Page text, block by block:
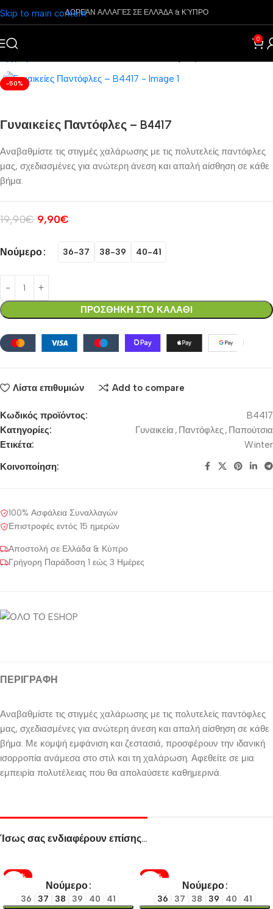
Skip to main contentΔΩΡΕΆΝ ΑΛΛΑΓΈΣ ΣΕ ΕΛΛΆΔΑ & ΚΎΠΡΟ
0
-50%
Γυναικείες Παντόφλες – B4417
Αναβαθμίστε τις στιγμές χαλάρωσης με τις πολυτελείς παντόφλες
μας, σχεδιασμένες για ανώτερη άνεση και απαλή αίσθηση σε κάθε
βήμα.
19,90€ 9,90€
Νούμερο 36-37 38-39 40-41
ΠΡΟΣΘΗΚΗ ΣΤΟ ΚΑΛΑΘΙ
Λίστα επιθυμιών Add to compare
Κωδικός προϊόντος:
B4417
Κατηγορίες:
Γυναικεία , Παντόφλες, Παπούτσια
Ετικέτα:
Winter
Κοινοποίηση:
100% Ασφάλεια Συναλλαγών
Επιστροφές εντός 15 ημερών
Αποστολή σε Ελλάδα & Κύπρο
Γρήγορη Παράδοση 1 εώς 3 Ημέρες
ΠΕΡΙΓΡΑΦΉ
Αναβαθμίστε τις στιγμές χαλάρωσης με τις πολυτελείς παντόφλες
μας, σχεδιασμένες για ανώτερη άνεση και απαλή αίσθηση σε κάθε
βήμα. Με κομψή εμφάνιση και ζεστασιά, προσφέρουν την ιδανική
ισορροπία ανάμεσα στο στιλ και τη χαλάρωση. Αφεθείτε σε μια
εμπειρία πολυτέλειας που θα απολαύσετε καθημερινά.
Ίσως σας ενδιαφέρουν επίσης…
-60%
Νούμερο
36 37 38 39 40 41
-60%
Νούμερο
36 37 38 39 40 41